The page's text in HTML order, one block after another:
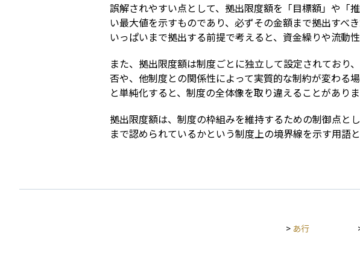
誤解されやすい点として、拠出限度額を「目標額」や「
い最大値を示すものであり、必ずその金額まで拠出すべ
いっぱいまで拠出する前提で考えると、資金繰りや流動
また、拠出限度額は制度ごとに独立して設定されており
否や、他制度との関係性によって実質的な制約が変わる
と単純化すると、制度の全体像を取り違えることがありま
拠出限度額は、制度の枠組みを維持するための制御点と
まで認められているかという制度上の境界線を示す用語
> あ行